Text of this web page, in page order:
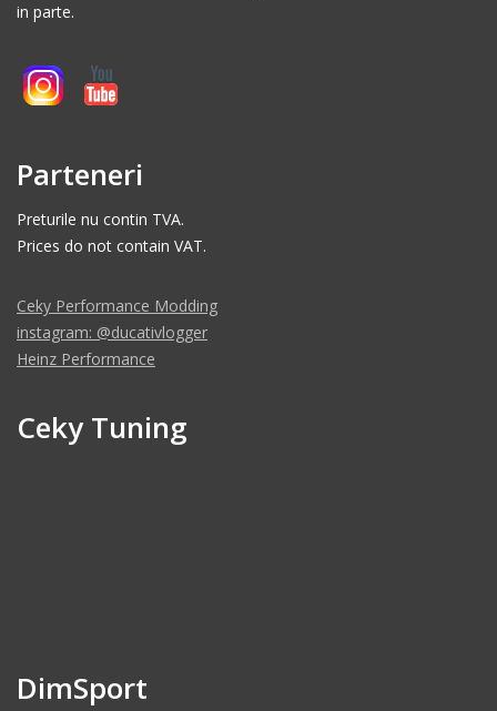
in parte.
Parteneri
Preturile nu contin TVA.
Prices do not contain VAT.
Ceky Performance Modding
instagram: @ducativlogger
Heinz Performance
Ceky Tuning
DimSport